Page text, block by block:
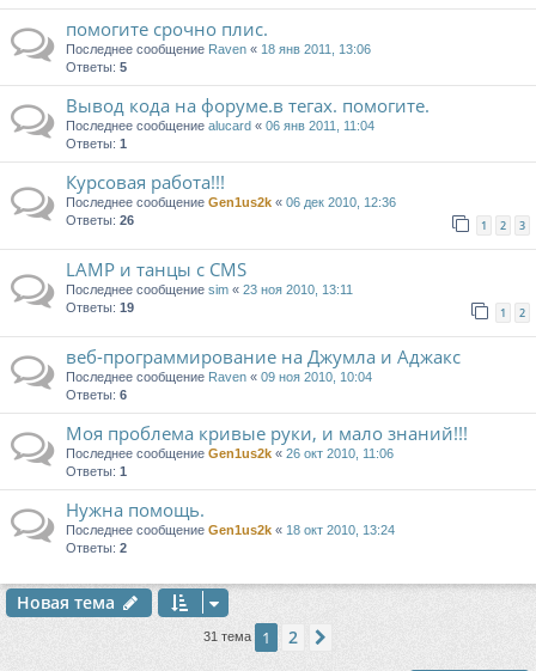
помогите срочно плис.
Последнее сообщение Raven « 18 янв 2011, 13:06
Ответы: 5
Вывод кода на форуме.в тегах. помогите.
Последнее сообщение alucard « 06 янв 2011, 11:04
Ответы: 1
Курсовая работа!!!
Последнее сообщение Gen1us2k « 06 дек 2010, 12:36
Ответы: 26 1 2 3
LAMP и танцы с CMS
Последнее сообщение sim « 23 ноя 2010, 13:11
Ответы: 19 1 2
веб-программирование на Джумла и Аджакс
Последнее сообщение Raven « 09 ноя 2010, 10:04
Ответы: 6
Моя проблема кривые руки, и мало знаний!!!
Последнее сообщение Gen1us2k « 26 окт 2010, 11:06
Ответы: 1
Нужна помощь.
Последнее сообщение Gen1us2k « 18 окт 2010, 13:24
Ответы: 2
Новая тема
31 тема 1 2